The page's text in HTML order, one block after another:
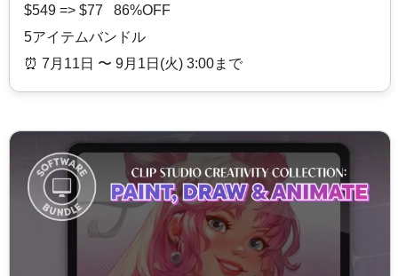
$549 => $77 86%OFF
5アイテムバンドル
⏰️ 7月11日 〜 9月1日(火) 3:00まで